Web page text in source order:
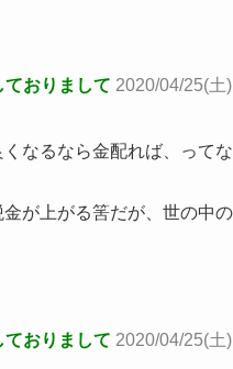
おりまして 2020/04/25(土
なるなら金配れば、って
が上がる筈だが、世の中
おりまして 2020/04/25(土